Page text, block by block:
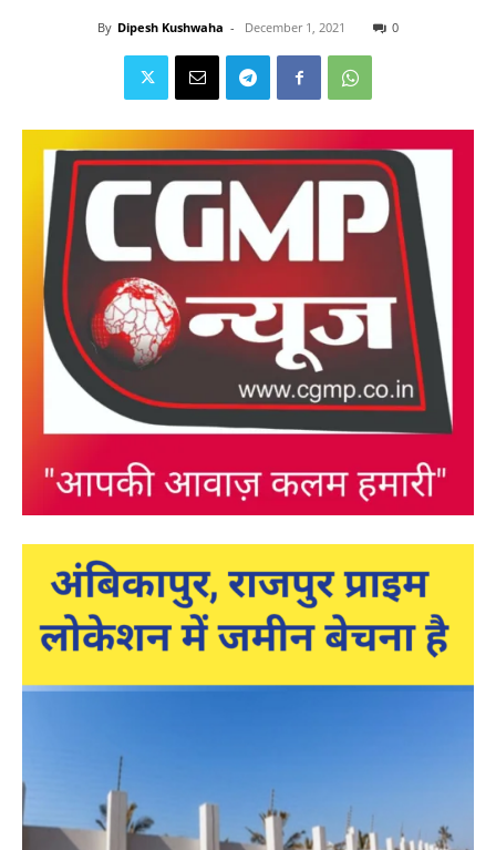
By Dipesh Kushwaha - December 1, 2021 0